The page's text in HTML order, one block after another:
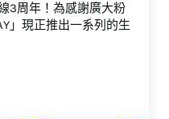
3周年！為感謝廣大粉
」現正推出一系列的生
享「啾」好康！